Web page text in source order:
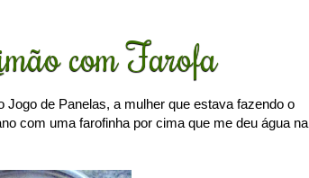
com Farofa
de Panelas, a mulher que estava fazendo o
com uma farofinha por cima que me deu água na